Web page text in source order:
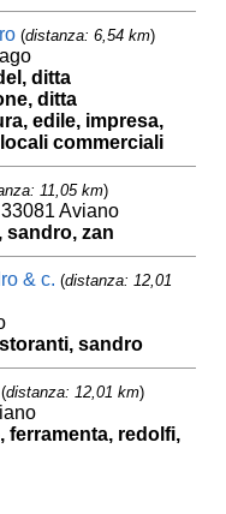
(distanza: 6,54 km)
ditta
ditta
edile, impresa,
commerciali
11,05 km)
Aviano
sandro, zan
& c. (distanza: 12,01
sandro
(distanza: 12,01 km)
ferramenta, redolfi,